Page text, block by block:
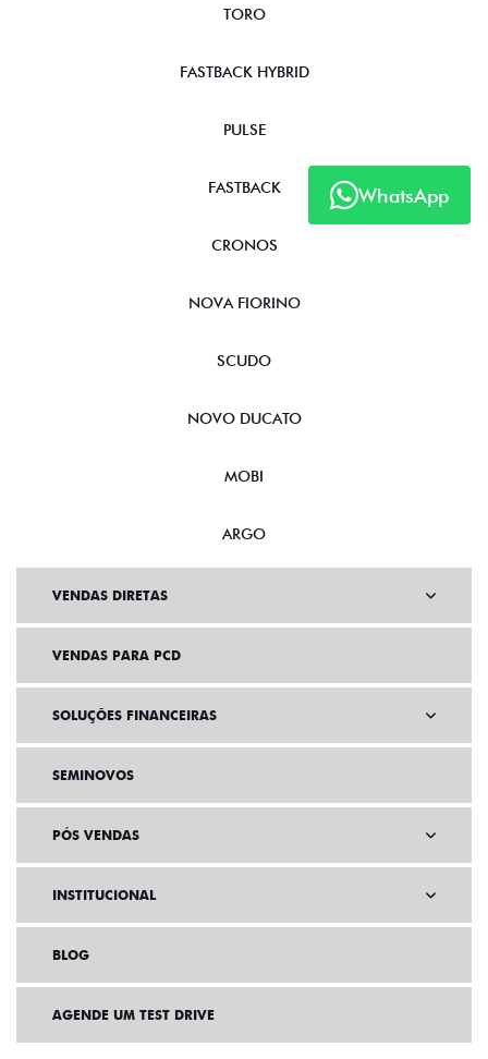
WhatsApp
TORO
FASTBACK HYBRID
PULSE
FASTBACK
CRONOS
NOVA FIORINO
SCUDO
NOVO DUCATO
MOBI
ARGO
VENDAS DIRETAS
VENDAS PARA PCD
SOLUÇÕES FINANCEIRAS
SEMINOVOS
PÓS VENDAS
INSTITUCIONAL
BLOG
AGENDE UM TEST DRIVE